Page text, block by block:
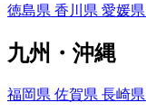
徳島県 香川県 愛媛県
九州・沖縄
福岡県 佐賀県 長崎県